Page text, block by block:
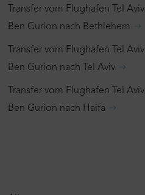
Transfer vom Flughafen Tel Aviv
Ben Gurion nach Bethlehem
Transfer vom Flughafen Tel Aviv
Ben Gurion nach Tel Aviv
Transfer vom Flughafen Tel Aviv
Ben Gurion nach Haifa